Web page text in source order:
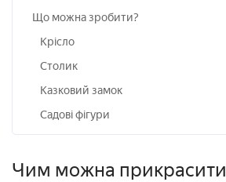
Що можна зробити?
Крісло
Столик
Казковий замок
Садові фігури
Чим можна прикрасити